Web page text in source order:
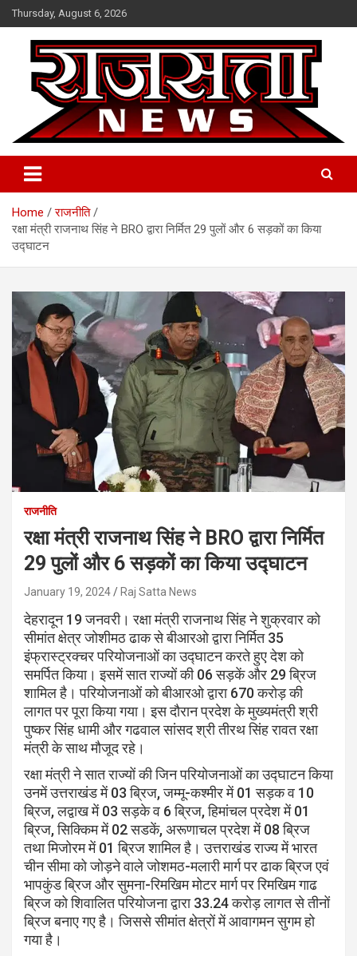
Skip
to
content
Thursday, August 6, 2026
Raj Satta News
Home
राजनीति
रक्षा मंत्री राजनाथ सिंह ने BRO द्वारा निर्मित 29 पुलों और 6 सड़कों का किया
उद्घाटन
राजनीति
रक्षा मंत्री राजनाथ सिंह ने BRO द्वारा निर्मित
29 पुलों और 6 सड़कों का किया उद्घाटन
January 19, 2024 Raj Satta News
देहरादून 19 जनवरी। रक्षा मंत्री राजनाथ सिंह ने शुक्रवार को
सीमांत क्षेत्र जोशीमठ ढाक से बीआरओ द्वारा निर्मित 35
इंफ्रास्ट्रक्चर परियोजनाओं का उद्घाटन करते हुए देश को
समर्पित किया। इसमें सात राज्यों की 06 सड़कें और 29 ब्रिज
शामिल है। परियोजनाओं को बीआरओ द्वारा 670 करोड़ की
लागत पर पूरा किया गया। इस दौरान प्रदेश के मुख्यमंत्री श्री
पुष्कर सिंह धामी और गढवाल सांसद श्री तीरथ सिंह रावत रक्षा
मंत्री के साथ मौजूद रहे।
रक्षा मंत्री ने सात राज्यों की जिन परियोजनाओं का उद्घाटन किया
उनमें उत्तराखंड में 03 ब्रिज, जम्मू-कश्मीर में 01 सड़क व 10
ब्रिज, लद्वाख में 03 सड़के व 6 ब्रिज, हिमांचल प्रदेश में 01
ब्रिज, सिक्किम में 02 सडकें, अरूणाचल प्रदेश में 08 ब्रिज
तथा मिजोरम में 01 ब्रिज शामिल है। उत्तराखंड राज्य में भारत
चीन सीमा को जोड़ने वाले जोशमठ-मलारी मार्ग पर ढाक ब्रिज एवं
भापकुंड ब्रिज और सुमना-रिमखिम मोटर मार्ग पर रिमखिम गाढ
ब्रिज को शिवालित परियोजना द्वारा 33.24 करोड़ लागत से तीनों
ब्रिज बनाए गए है। जिससे सीमांत क्षेत्रों में आवागमन सुगम हो
गया है।